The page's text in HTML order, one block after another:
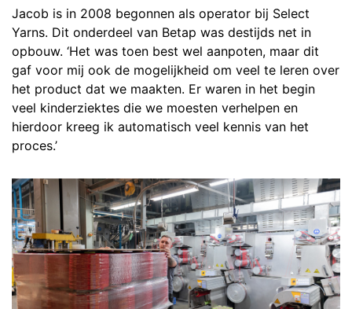
Jacob is in 2008 begonnen als operator bij Select
Yarns. Dit onderdeel van Betap was destijds net in
opbouw. ‘Het was toen best wel aanpoten, maar dit
gaf voor mij ook de mogelijkheid om veel te leren over
het product dat we maakten. Er waren in het begin
veel kinderziektes die we moesten verhelpen en
hierdoor kreeg ik automatisch veel kennis van het
proces.’